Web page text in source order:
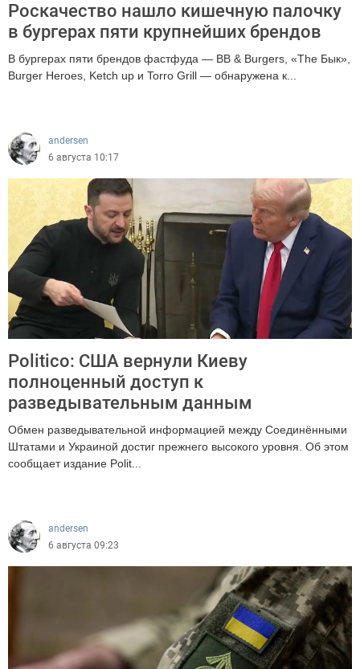
Роскачество нашло кишечную палочку
в бургерах пяти крупнейших брендов
В бургерах пяти брендов фастфуда — BB & Burgers, «The Бык»,
Burger Heroes, Ketch up и Torro Grill — обнаружена к...
andersen
6 августа 10:17
Politico: США вернули Киеву
полноценный доступ к
разведывательным данным
Обмен разведывательной информацией между Соединёнными
Штатами и Украиной достиг прежнего высокого уровня. Об этом
сообщает издание Polit...
andersen
6 августа 09:23